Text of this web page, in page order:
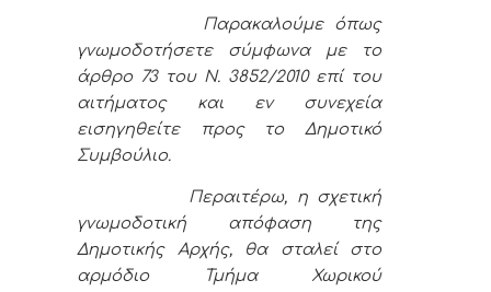
Παρακαλούμε όπως
γνωμοδοτήσετε σύμφωνα με το
άρθρο 73 του Ν. 3852/2010 επί του
αιτήματος και εν συνεχεία
εισηγηθείτε προς το Δημοτικό
Συμβούλιο.
Περαιτέρω, η σχετική
γνωμοδοτική απόφαση της
Δημοτικής Αρχής, θα σταλεί στο
αρμόδιο Τμήμα Χωρικού